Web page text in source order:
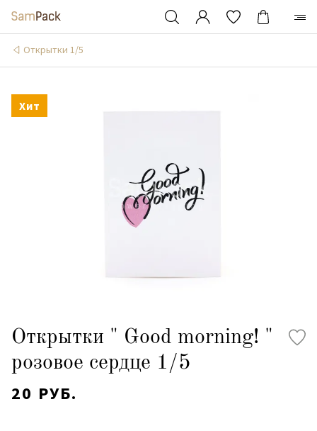
Открытки 1/5
Хит
Открытки " Good morning! "
розовое сердце 1/5
20 РУБ.